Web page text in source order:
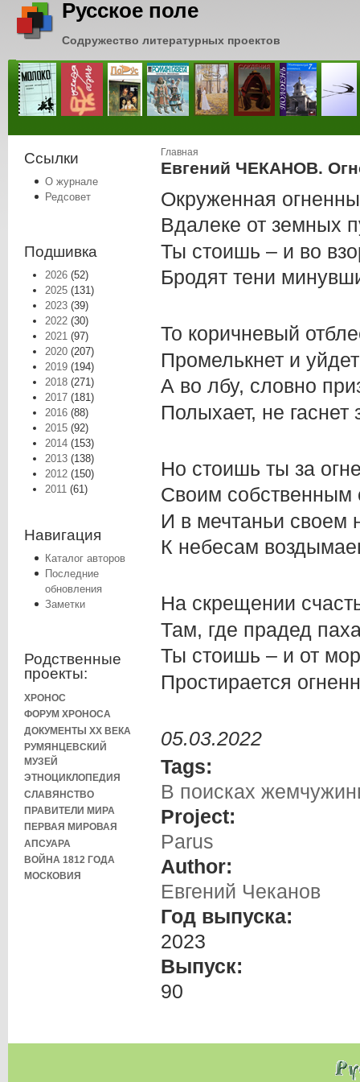
Русское поле
Содружество литературных проектов
Ссылки
О журнале
Редсовет
Подшивка
2026 (52)
2025 (131)
2023 (39)
2022 (30)
2021 (97)
2020 (207)
2019 (194)
2018 (271)
2017 (181)
2016 (88)
2015 (92)
2014 (153)
2013 (138)
2012 (150)
2011 (61)
Навигация
Каталог авторов
Последние
обновления
Заметки
Родственные
проекты:
ХРОНОС
ФОРУМ ХРОНОСА
ДОКУМЕНТЫ XX ВЕКА
РУМЯНЦЕВСКИЙ
МУЗЕЙ
ЭТНОЦИКЛОПЕДИЯ
СЛАВЯНСТВО
ПРАВИТЕЛИ МИРА
ПЕРВАЯ МИРОВАЯ
АПСУАРА
ВОЙНА 1812 ГОДА
МОСКОВИЯ
Вы здесь
Главная
Евгений ЧЕКАНОВ.
Окруженная
Вдалеке от земных
Ты стоишь – и во
Бродят тени
То коричневый
Промелькнет и
А во лбу, словно
Полыхает, не гаснет
Но стоишь ты за
Своим собственным
И в мечтаньи своем
К небесам
На скрещении
Там, где прадед
Ты стоишь – и от
Простирается
05.03.2022
Tags:
В поисках
Project:
Parus
Author:
Евгений Чеканов
Год выпуска:
2023
Выпуск:
90